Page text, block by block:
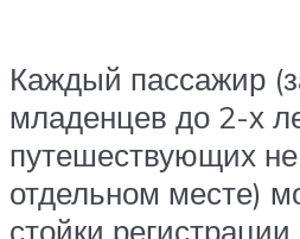
Каждый пассажир
младенцев до 2-х
путешествующих
отдельном месте)
стойки